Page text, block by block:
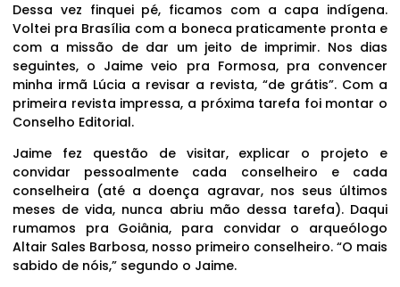
Dessa vez finquei pé, ficamos com a capa indígena.
Voltei pra Brasília com a boneca praticamente pronta e
com a missão de dar um jeito de imprimir. Nos dias
seguintes, o Jaime veio pra Formosa, pra convencer
minha irmã Lúcia a revisar a revista, “de grátis”. Com a
primeira revista impressa, a próxima tarefa foi montar o
Conselho Editorial.
Jaime fez questão de visitar, explicar o projeto e
convidar pessoalmente cada conselheiro e cada
conselheira (até a doença agravar, nos seus últimos
meses de vida, nunca abriu mão dessa tarefa). Daqui
rumamos pra Goiânia, para convidar o arqueólogo
Altair Sales Barbosa, nosso primeiro conselheiro. “O mais
sabido de nóis,” segundo o Jaime.